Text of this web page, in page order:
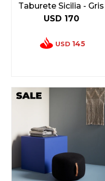
Taburete Sicilia - Gris
USD 170
USD 145